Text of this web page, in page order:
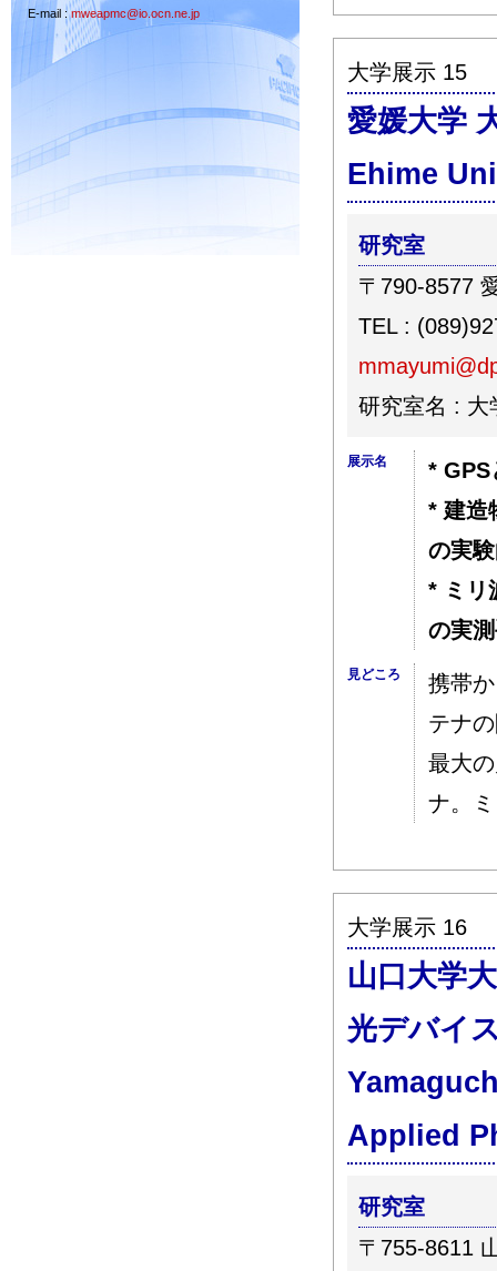
E-mail :mweapmc@io.ocn.ne.jp
大学展示 15
愛媛大学
Ehime
研究室
〒790-8577
TEL :
研究室名 : 大
展示名
* GPS
* 建造
の実
* ミリ
の実
見どころ
携帯
テナ
最大
ナ。
大学展示 16
山口大学
光デバイ
Applied
研究室
〒755-8611